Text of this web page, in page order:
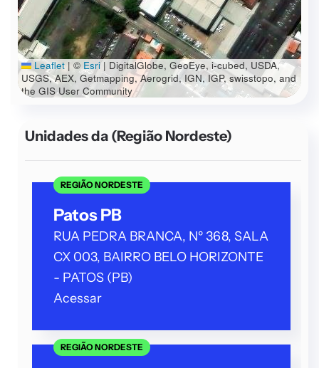
Leaflet | © Esri| DigitalGlobe, GeoEye, i-cubed, USDA,
USGS, AEX, Getmapping, Aerogrid, IGN, IGP, swisstopo, and
the GIS User Community
Unidades da (Região Nordeste)
Patos PB
REGIÃO NORDESTE
RUA PEDRA BRANCA, Nº 368, SALA
CX 003, BAIRRO BELO HORIZONTE
- PATOS (PB)
Acessar
REGIÃO NORDESTE